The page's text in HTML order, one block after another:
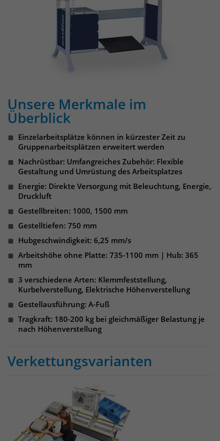
Unsere Merkmale im
Überblick
Einzelarbeitsplätze können in kürzester Zeit zu
Gruppenarbeitsplätzen erweitert werden
Nachrüstbar: Umfangreiches Zubehör: Flexible
Gestaltung und Umrüstung des Arbeitsplatzes
Energie: Direkte Versorgung mit Beleuchtung, Energie,
Druckluft
Gestellbreiten: 1000, 1500 mm
Gestelltiefen: 750 mm
Hubgeschwindigkeit: 6,25 mm/s
Arbeitshöhe ohne Platte: 735-1100 mm | Hub: 365
mm
3 verschiedene Arten: Klemmfeststellung,
Kurbelverstellung, Elektrische Höhenverstellung
Gestellausführung: A-Fuß
Tragkraft: 180-200 kg bei gleichmäßiger Belastung je
nach Höhenverstellung
Verkettungsvarianten
Websitebesucher für die Dauer des
Besuchs der Webseite zu identifizieren.
Zweck
Das Cookie wird verwendet, um
Besucher-, Sitzungs- und
Kampagnendaten zu berechnen und
Analysebericht der Website zu
verfolgen. Die Cookies speichern
Informationen anonym und weisen
um eindeutige Besucher zu
identifizieren. Die Daten werde lokal
sind damit externen Unternehmen
unzugänglich.
Name _pk_ref
Anbieter Matomo
Laufzeit 6 Monate
Zweck
instralliert. Das Cookie wird verwendet,
Kampagnendaten zu berechnen und
die Nutzung der Website für den
Analysebericht der Website zu
verfolgen. Die Cookies speichern
Informationen anonym und weisen